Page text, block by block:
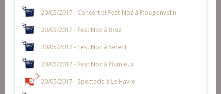
20/05/2017 - Concert et Fest-Noz à Plougonvelin
20/05/2017 - Fest Noz à Bruz
20/05/2017 - Fest Noz à Sérent
20/05/2017 - Fest Noz à Plumieux
20/05/2017 - Spectacle à Le Havre